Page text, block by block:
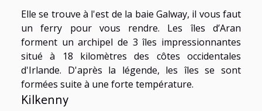
Elle se trouve à l'est de la baie Galway, il vous faut
un ferry pour vous rendre. Les îles d’Aran
forment un archipel de 3 îles impressionnantes
situé à 18 kilomètres des côtes occidentales
d'Irlande. D'après la légende, les îles se sont
formées suite à une forte température.
Kilkenny